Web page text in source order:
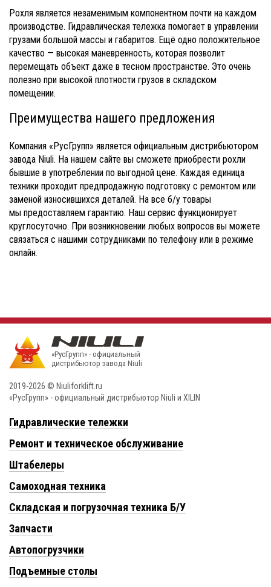
Рохля является незаменимым компонентном почти на каждом
производстве. Гидравлическая тележка помогает в управлении
грузами большой массы и габаритов. Ещё одно положительное
качество — высокая маневренность, которая позволит
перемещать объект даже в тесном пространстве. Это очень
полезно при высокой плотности грузов в складском
помещении.
Преимущества нашего предложения
Компания «РусГрупп» является официальным дистрибьютором
завода Niuli. На нашем сайте вы сможете приобрести рохли
бывшие в употреблении по выгодной цене. Каждая единица
техники проходит предпродажную подготовку с ремонтом или
заменой износившихся деталей. На все б/у товары
мы предоставляем гарантию. Наш сервис функционирует
круглосуточно. При возникновении любых вопросов вы можете
связаться с нашими сотрудниками по телефону или в режиме
онлайн.
«РусГрупп» - официальный
диcтрибьютор завода Niuli
2019-2026 © Niuliforklift.ru
«РусГрупп» - официальный диcтрибьютор Niuli и XILIN
Гидравлические тележки
Ремонт и техническое обслуживание
Штабелеры
Самоходная техника
Складская и погрузочная техника Б/У
Запчасти
Автопогрузчики
Подъемные столы